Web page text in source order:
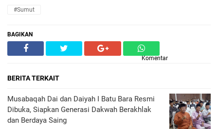
#Sumut
BAGIKAN
Komentar
BERITA TERKAIT
Musabaqah Dai dan Daiyah I Batu Bara Resmi
Dibuka, Siapkan Generasi Dakwah Berakhlak
dan Berdaya Saing